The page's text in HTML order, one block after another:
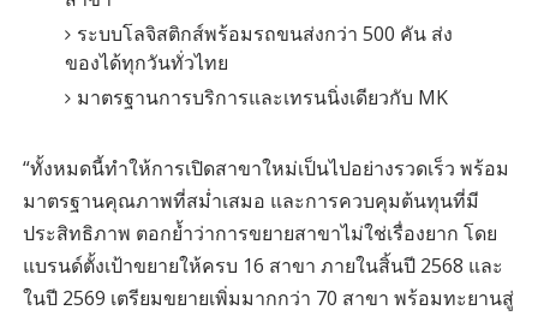
ระบบโลจิสติกส์พร้อมรถขนส่งกว่า 500 คัน ส่ง
ของได้ทุกวันทั่วไทย
มาตรฐานการบริการและเทรนนิ่งเดียวกับ MK
“ทั้งหมดนี้ทำให้การเปิดสาขาใหม่เป็นไปอย่างรวดเร็ว พร้อม
มาตรฐานคุณภาพที่สม่ำเสมอ และการควบคุมต้นทุนที่มี
ประสิทธิภาพ ตอกย้ำว่าการขยายสาขาไม่ใช่เรื่องยาก โดย
แบรนด์ตั้งเป้าขยายให้ครบ 16 สาขา ภายในสิ้นปี 2568 และ
ในปี 2569 เตรียมขยายเพิ่มมากกว่า 70 สาขา พร้อมทะยานสู่